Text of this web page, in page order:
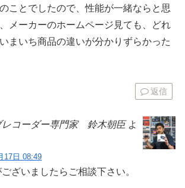
ことでしたので、性能が一緒ならと思
メーカーのホームページ見ても、どれ
まいち商品の違いが分かりずらかった
返信
レコーダー専門家 鈴木朝臣 よ
17日 08:49
ざいましたらご相談下さい。